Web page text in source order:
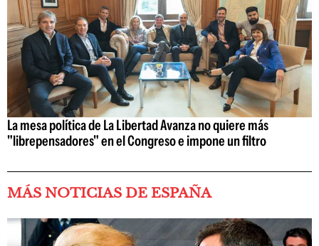
La mesa política de La Libertad Avanza no quiere más
"librepensadores" en el Congreso e impone un filtro
MÁS NOTICIAS DE ESPAÑA